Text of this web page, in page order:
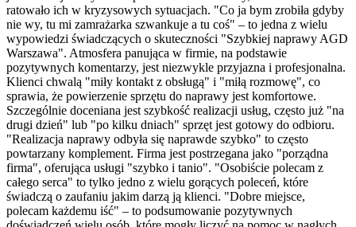
ratowało ich w kryzysowych sytuacjach. "Co ja bym zrobiła gdyby
nie wy, tu mi zamrażarka szwankuje a tu coś" – to jedna z wielu
wypowiedzi świadczących o skuteczności "Szybkiej naprawy AGD
Warszawa". Atmosfera panująca w firmie, na podstawie
pozytywnych komentarzy, jest niezwykle przyjazna i profesjonalna.
Klienci chwalą "miły kontakt z obsługą" i "miłą rozmowę", co
sprawia, że powierzenie sprzętu do naprawy jest komfortowe.
Szczególnie doceniana jest szybkość realizacji usług, często już "na
drugi dzień" lub "po kilku dniach" sprzęt jest gotowy do odbioru.
"Realizacja naprawy odbyła się naprawde szybko" to często
powtarzany komplement. Firma jest postrzegana jako "porządna
firma", oferująca usługi "szybko i tanio". "Osobiście polecam z
całego serca" to tylko jedno z wielu gorących poleceń, które
świadczą o zaufaniu jakim darzą ją klienci. "Dobre miejsce,
polecam każdemu iść" – to podsumowanie pozytywnych